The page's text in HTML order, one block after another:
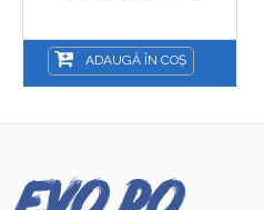
ADAUGĂ ÎN COȘ